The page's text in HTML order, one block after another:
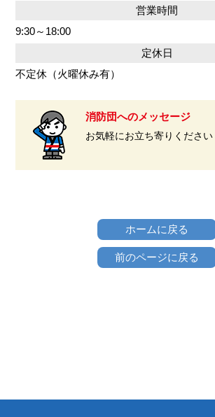
営業時間
9:30～18:00
定休日
不定休（火曜休み有）
消防団へのメッセージ
お気軽にお立ち寄りください
ホームに戻る
前のページに戻る